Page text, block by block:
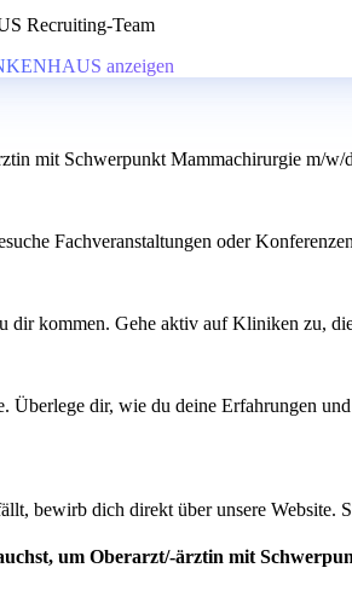
Recruiting-Team
anzeigen
mit Schwerpunkt Mammachirurgie m/w/
Fachveranstaltungen oder
dir kommen. Gehe aktiv auf Kliniken zu,
dir, wie du deine Erfahrungen
bewirb dich direkt über unsere
um Oberarzt/-ärztin mit